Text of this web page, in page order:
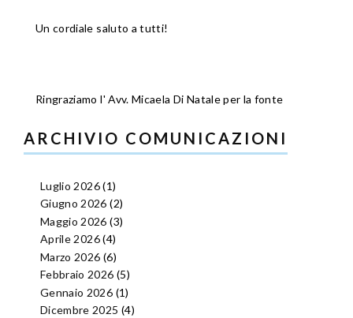
Un cordiale saluto a tutti!
Ringraziamo l' Avv. Micaela Di Natale per la fonte
ARCHIVIO COMUNICAZIONI
Luglio 2026(1)
Giugno 2026 (2)
Maggio 2026 (3)
Aprile 2026(4)
Marzo 2026 (6)
Febbraio 2026 (5)
Gennaio 2026 (1)
Dicembre 2025 (4)